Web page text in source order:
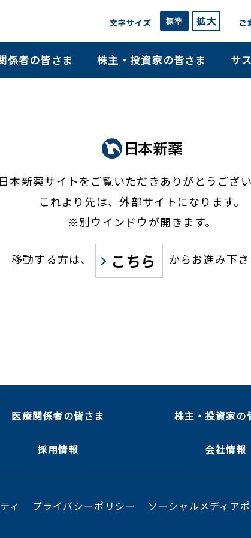
係者の皆さま 株主・投資家の皆さま サ
日本新薬サイトをご覧いただきありがとうござい
これより先は、外部サイトになります。
※別ウインドウが開きます。
移動する方は、 こちら からお進み下さ
医療関係者の皆さま 株主・投資家の
採用情報 会社情報
ィ プライバシーポリシー ソーシャルメディア